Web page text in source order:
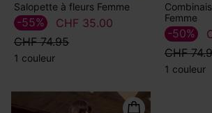
Salopette à fleurs Femme
CHF 35.00
CHF 74.95
-55%
1 couleur
Femme
CHF
-50%
1 couleur